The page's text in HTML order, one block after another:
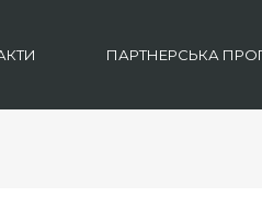
ПАРТНЕРСЬКА